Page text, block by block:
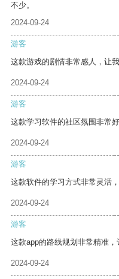
不少。
2024-09-24
游客
这款游戏的剧情非常感人，让
2024-09-24
游客
这款学习软件的社区氛围非常
2024-09-24
游客
这款软件的学习方式非常灵活
2024-09-24
游客
这款app的路线规划非常精准，
2024-09-24